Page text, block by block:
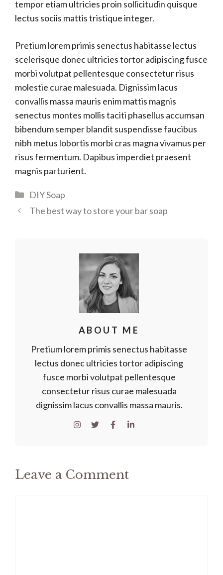
tempor etiam ultricies proin sollicitudin quisque
lectus sociis mattis tristique integer.
Pretium lorem primis senectus habitasse lectus
scelerisque donec ultricies tortor adipiscing fusce
morbi volutpat pellentesque consectetur risus
molestie curae malesuada. Dignissim lacus
convallis massa mauris enim mattis magnis
senectus montes mollis taciti phasellus accumsan
bibendum semper blandit suspendisse faucibus
nibh metus lobortis morbi cras magna vivamus per
risus fermentum. Dapibus imperdiet praesent
magnis parturient.
Categories
DIY Soap
The best way to store your bar soap
ABOUT ME
Pretium lorem primis senectus habitasse
lectus donec ultricies tortor adipiscing
fusce morbi volutpat pellentesque
consectetur risus curae malesuada
dignissim lacus convallis massa mauris.
Leave a Comment